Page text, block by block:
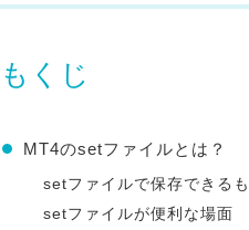
もくじ
MT4のsetファイルとは？
setファイルで保存できる
setファイルが便利な場面